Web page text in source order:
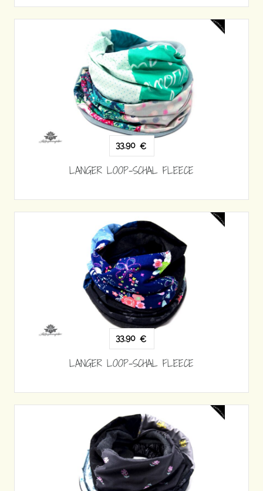
33,90 €
LANGER LOOP-SCHAL FLEECE
33,90 €
LANGER LOOP-SCHAL FLEECE